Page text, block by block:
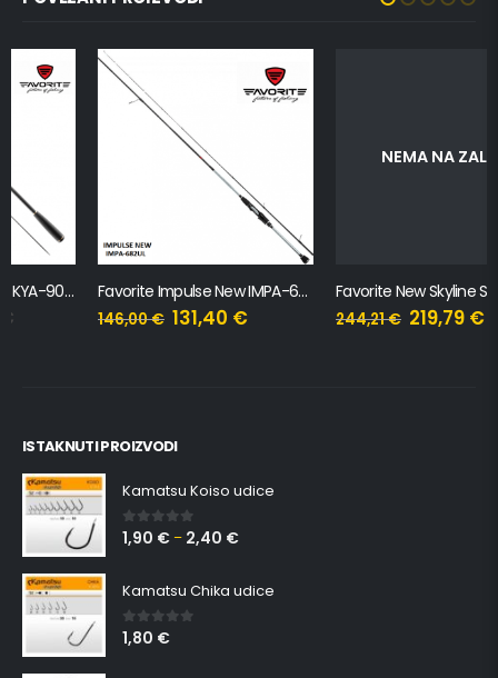
Favorite Impulse New IMPA-682UL, 2.07m, 2-8g
131,40€
NEMA NA ZALIHI
Favorite New Skyline SKYA-902MH, 2.7m, 12-35g
219,79€
ISTAKNUTI PROIZVODI
Kamatsu Koiso udice
0 out of 5
1,90 € – 2,40 €
Kamatsu Chika udice
0 out of 5
1,80 €